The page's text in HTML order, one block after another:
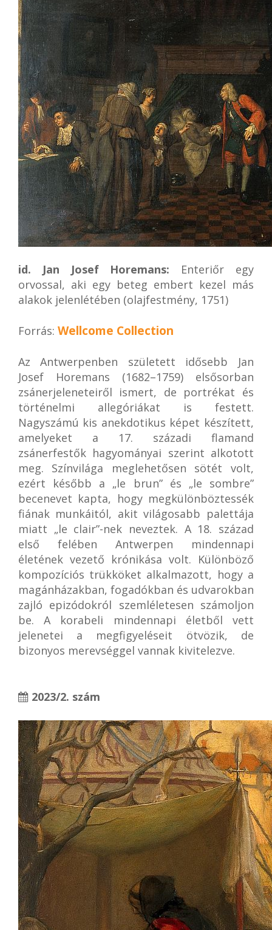
id. Jan Josef Horemans: Enteriőr egy
orvossal, aki egy beteg embert kezel más
alakok jelenlétében (olajfestmény, 1751)
Forrás: Wellcome Collection
Az Antwerpenben született idősebb Jan
Josef Horemans (1682–1759) elsősorban
zsánerjeleneteiről ismert, de portrékat és
történelmi allegóriákat is festett.
Nagyszámú kis anekdotikus képet készített,
amelyeket a 17. századi flamand
zsánerfestők hagyományai szerint alkotott
meg. Színvilága meglehetősen sötét volt,
ezért később a „le brun” és „le sombre”
becenevet kapta, hogy megkülönböztessék
fiának munkáitól, akit világosabb palettája
miatt „le clair”-nek neveztek. A 18. század
első felében Antwerpen mindennapi
életének vezető krónikása volt. Különböző
kompozíciós trükköket alkalmazott, hogy a
magánházakban, fogadókban és udvarokban
zajló epizódokról szemléletesen számoljon
be. A korabeli mindennapi életből vett
jelenetei a megfigyeléseit ötvözik, de
bizonyos merevséggel vannak kivitelezve.
2023/2. szám